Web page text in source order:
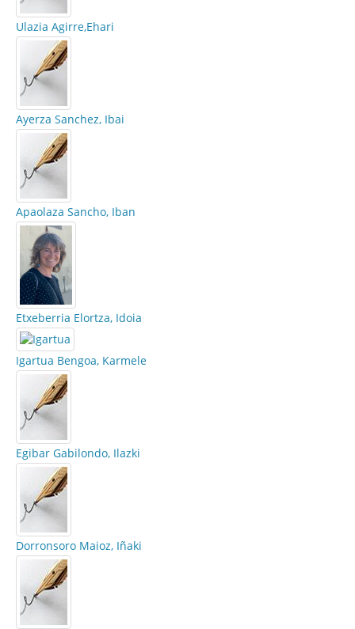
Ulazia Agirre,Ehari
Ayerza Sanchez, Ibai
Apaolaza Sancho, Iban
Etxeberria Elortza, Idoia
Igartua Bengoa, Karmele
Egibar Gabilondo, Ilazki
Dorronsoro Maioz, Iñaki